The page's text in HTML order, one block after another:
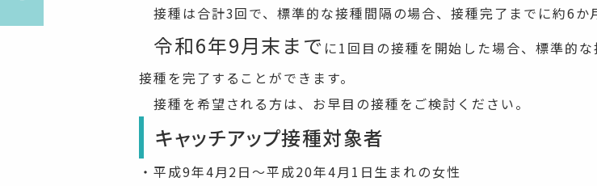
接種は合計3回で、標準的な接種間隔の場合、接種完了までに約6か
令和6年9月末まで に1回目の接種を開始した場合、標準的
接種を完了することができます。
接種を希望される方は、お早目の接種をご検討ください。
キャッチアップ接種対象者
・平成9年4月2日～平成20年4月1日生まれの女性